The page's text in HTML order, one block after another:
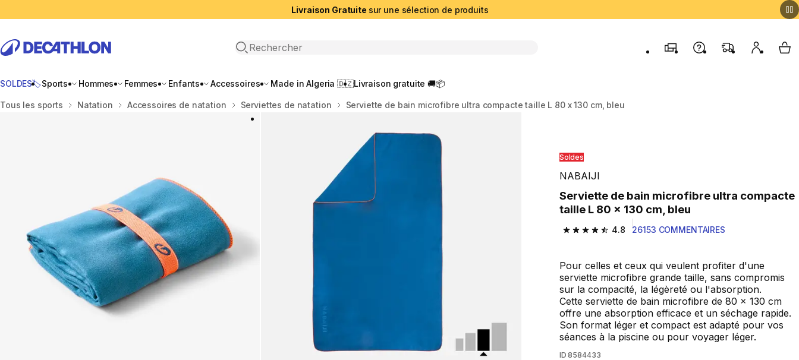
Livraison Gratuite sur une sélection de produits
Recherche ouverte
MagasinsContactez-nous
FAQ Mon My
SOLDES🏷️Sports Hommes Femmes Enfants Accessoires Made in Algeria 🇩🇿Livraison gratuite 🚚📦
Accueil
Tous les sports Natation Accessoires de natation Serviettes de natation Serviette de bain microfibre ultra compacte taille L 80 x 130 cm, bleu
Soldes
NABAIJI
Serviette de bain microfibre ultra compacte
taille L 80 x 130 cm, bleu
4.8
4.8 out of 5 stars from 26153 reviews
26153 COMMENTAIRES
Pour celles et ceux qui veulent profiter d'une
serviette microfibre grande taille, sans compromis
sur la compacité, la légèreté ou l'absorption.
Cette serviette de bain microfibre de 80 x 130 cm
offre une absorption efficace et un séchage rapide.
Son format léger et compact est adapté pour vos
séances à la piscine ou pour voyager léger.
ID 8584433